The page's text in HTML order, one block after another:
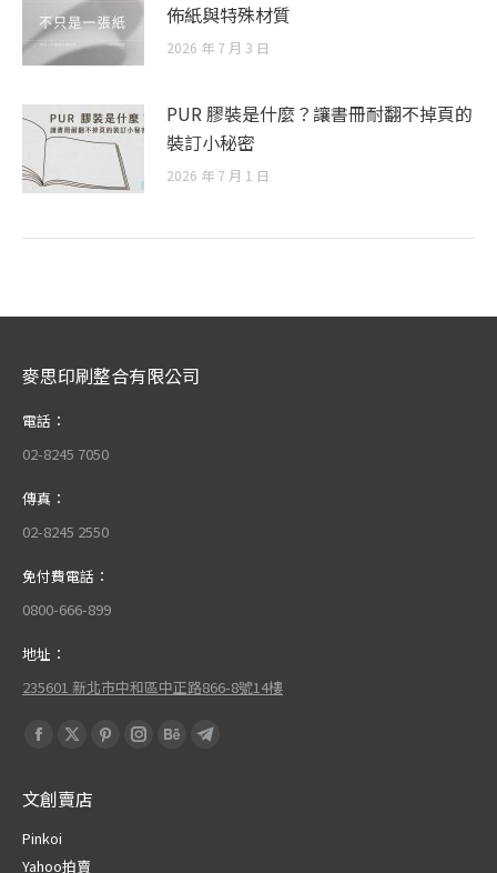
佈紙與特殊材質
2026 年 7 月 3 日
PUR 膠裝是什麼？讓書冊耐翻不掉頁的
裝訂小秘密
2026 年 7 月 1 日
麥思印刷整合有限公司
電話：
02-8245 7050
傳真：
02-8245 2550
免付費電話：
0800-666-899
地址：
235601 新北市中和區中正路866-8號14樓
Find us on:
Facebook
opens
in
new
X
opens
new
PinterestInstagram
BehanceTelegram
文創賣店
Pinkoi
Yahoo拍賣